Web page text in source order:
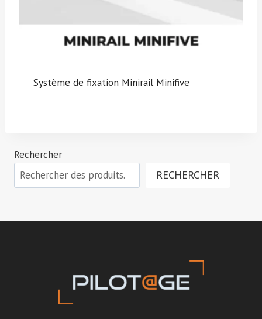
Système de fixation Minirail Minifive
Rechercher
RECHERCHER